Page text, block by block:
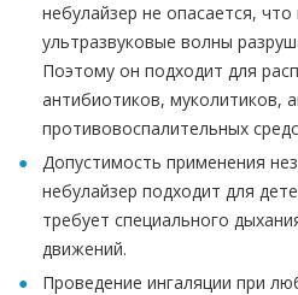
небулайзер не опасается, что
ультразвуковые волны
Поэтому он подходит для
антибиотиков, муколитиков,
противовоспалительных
Допустимость применения
небулайзер подходит для
требует специального
движений.
Проведение ингаляции при